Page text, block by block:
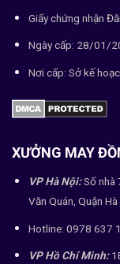
Giấy chứng nhận
Ngày cấp: 28/01/
Nơi cấp: Sở kế
XƯỞNG MAY
VP Hà Nội:Số nhà
Văn Quán, Quận
Hotline: 0978 637
VP Hồ Chí Minh: